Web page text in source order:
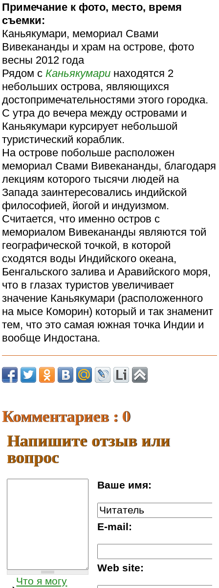
Примечание к фото, место, время
съемки:
Каньякумари, мемориал Свами
Вивекананды и храм на острове, фото
весны 2012 года
Рядом с Каньякумари находятся 2
небольших острова, являющихся
достопримечательностями этого городка.
С утра до вечера между островами и
Каньякумари курсирует небольшой
туристический кораблик.
На острове побольше расположен
мемориал Свами Вивекананды, благодаря
лекциям которого тысячи людей на
Запада заинтересовались индийской
философией, йогой и индуизмом.
Считается, что именно остров с
мемориалом Вивекананды являются той
географической точкой, в которой
сходятся воды Индийского океана,
Бенгальского залива и Аравийского моря,
что в глазах туристов увеличивает
значение Каньякумари (расположенного
на мысе Коморин) который и так знаменит
тем, что это самая южная точка Индии и
вообще Индостана.
Комментариев : 0
Напишите отзыв или
вопрос
Ваше имя:
E-mail:
Web site:
Что я могу